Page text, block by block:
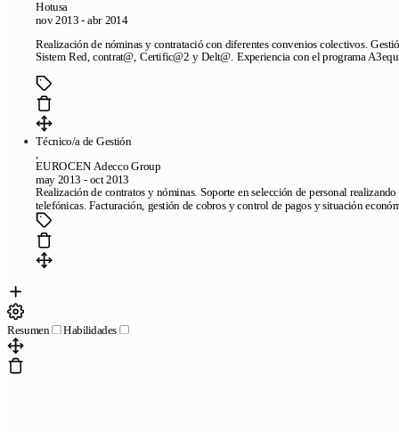
Hotusa
nov 2013 - abr 2014
Realización de nóminas y contratació con diferentes convenios colectivos.
Sistem Red, contrat@, Certific@2 y Delt@. Experiencia con el programa
Técnico/a de Gestión
EUROCEN Adecco Group
may 2013 - oct 2013
Realización de contratos y nóminas. Soporte en selección de personal
telefónicas. Facturación, gestión de cobros y control de pagos y situación
Resumen Habilidades